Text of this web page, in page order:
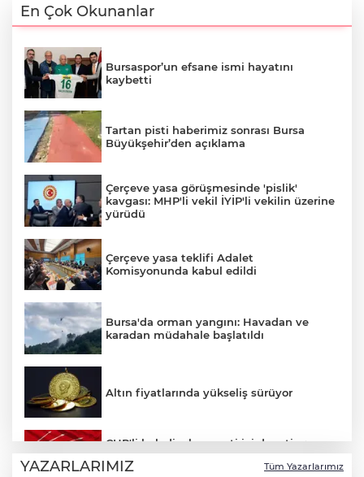
En Çok Okunanlar
Bursaspor’un efsane ismi hayatını
kaybetti
Tartan pisti haberimiz sonrası Bursa
Büyükşehir’den açıklama
Çerçeve yasa görüşmesinde 'pislik'
kavgası: MHP'li vekil İYİP'li vekilin üzerine
yürüdü
Çerçeve yasa teklifi Adalet
Komisyonunda kabul edildi
Bursa'da orman yangını: Havadan ve
karadan müdahale başlatıldı
Altın fiyatlarında yükseliş sürüyor
CHP'li belediyelere parti içi denetim:
Hakkında soruşturma olmayanlar da
incelenecek
YAZARLARIMIZ Tüm Yazarlarımız